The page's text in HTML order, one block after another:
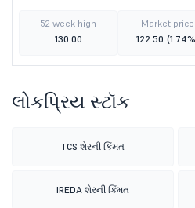
52 week high
130.00
Market price
122.50
લોકપ્રિય સ્ટૉક
TCS શેરની કિંમત
IREDA શેરની કિંમત